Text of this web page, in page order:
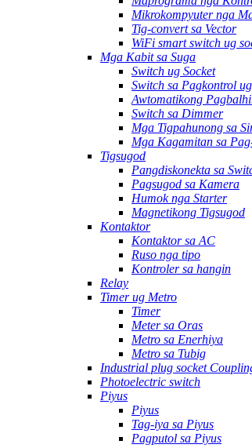
Mikrokompyuter nga
Tig-convert sa Vector
WiFi smart switch ug
Mga Kabit sa Suga
Switch ug Socket
Switch sa Pagkontrol
Awtomatikong
Switch sa Dimmer
Mga Tigpahunong sa
Mga Kagamitan sa
Tigsugod
Pangdiskonekta sa
Pagsugod sa Kamera
Humok nga Starter
Magnetikong Tigsugod
Kontaktor
Kontaktor sa AC
Ruso nga tipo
Kontroler sa hangin
Relay
Timer ug Metro
Timer
Meter sa Oras
Metro sa Enerhiya
Metro sa Tubig
Industrial plug socket
Photoelectric switch
Piyus
Piyus
Tag-iya sa Piyus
Pagputol sa Piyus